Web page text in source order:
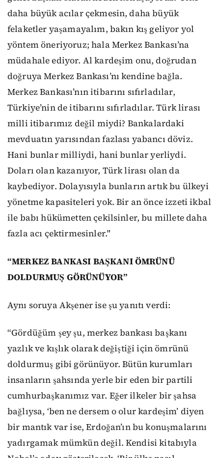
daha büyük acılar çekmesin, daha büyük
felaketler yaşamayalım, bakın kış geliyor yol
yöntem öneriyoruz; hala Merkez Bankası’na
müdahale ediyor. Al kardeşim onu, doğrudan
doğruya Merkez Bankası’nı kendine bağla.
Merkez Bankası’nın itibarını sıfırladılar,
Türkiye’nin de itibarını sıfırladılar. Türk lirası
milli itibarımız değil miydi? Bankalardaki
mevduatın yarısından fazlası yabancı döviz.
Hani bunlar milliydi, hani bunlar yerliydi.
Doları olan kazanıyor, Türk lirası olan da
kaybediyor. Dolayısıyla bunların artık bu ülkeyi
yönetme kapasiteleri yok. Bir an önce izzeti ikbal
ile babı hükümetten çekilsinler, bu millete daha
fazla acı çektirmesinler."
“MERKEZ BANKASI BAŞKANI ÖMRÜNÜ
DOLDURMUŞ GÖRÜNÜYOR”
Aynı soruya Akşener ise şu yanıtı verdi:
“Gördüğüm şey şu, merkez bankası başkanı
yazlık ve kışlık olarak değiştiği için ömrünü
doldurmuş gibi görünüyor. Bütün kurumları
insanların şahsında yerle bir eden bir partili
cumhurbaşkanımız var. Eğer ilkeler bir şahsa
bağlıysa, ‘ben ne dersem o olur kardeşim’ diyen
bir mantık var ise, Erdoğan’ın bu konuşmalarını
yadırgamak mümkün değil. Kendisi kitabıyla